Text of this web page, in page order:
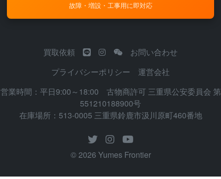
故障・増設・工事用に即対応
買取依頼
お問い合わせ
プライバシーポリシー
運営会社
営業時間：平日9:00～18:00 古物商許可 三重県公安委員会 第
551210188900号
在庫場所：513-0005 三重県鈴鹿市汲川原町460番地
© 2026 Yumes Frontier